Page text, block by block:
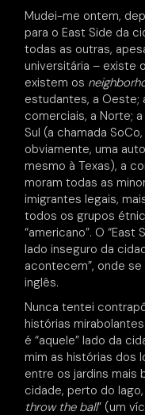
Mudei-me ontem,
para o East Side da
todas as outras,
universitária – existe o
existem os
estudantes, a Oeste;
comerciais, a Norte; a
Sul (a chamada
obviamente, uma
mesmo à Texas), a
moram todas as
imigrantes legais,
todos os grupos
“americano”. O
lado inseguro da
acontecem”, onde
inglês.
Nunca tentei
histórias
é “aquele” lado da
mim as histórias dos
entre os jardins mais
cidade, perto do
throw the ball” (um